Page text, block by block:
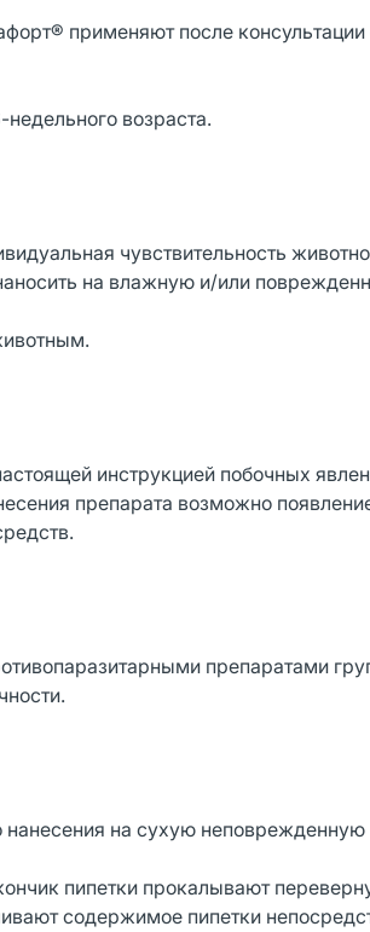
применяют после
возраста.
чувствительность
на влажную и/или
инструкцией побочных
препарата возможно
препаратами
на сухую неповрежденную
пипетки прокалывают
содержимое пипетки